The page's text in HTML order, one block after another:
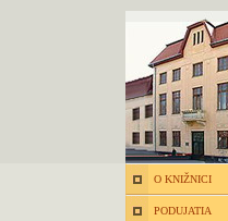
O KNIŽNICI
PODUJATIA